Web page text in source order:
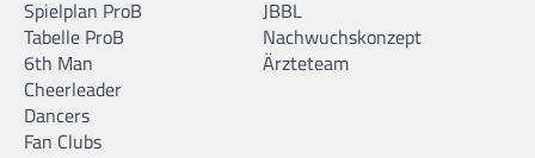
Spielplan ProB
Tabelle ProB
6th Man
Cheerleader
Dancers
Fan Clubs
JBBL
Nachwuchskonzept
Ärzteteam